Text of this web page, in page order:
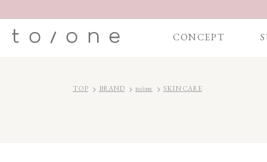
CONCEPT
TOP BRAND to/one SKIN CARE